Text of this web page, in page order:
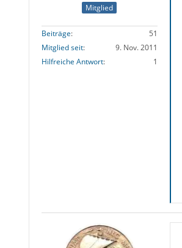
Mitglied
Beiträge
51
Mitglied seit
9. Nov. 2011
Hilfreiche Antwort
1